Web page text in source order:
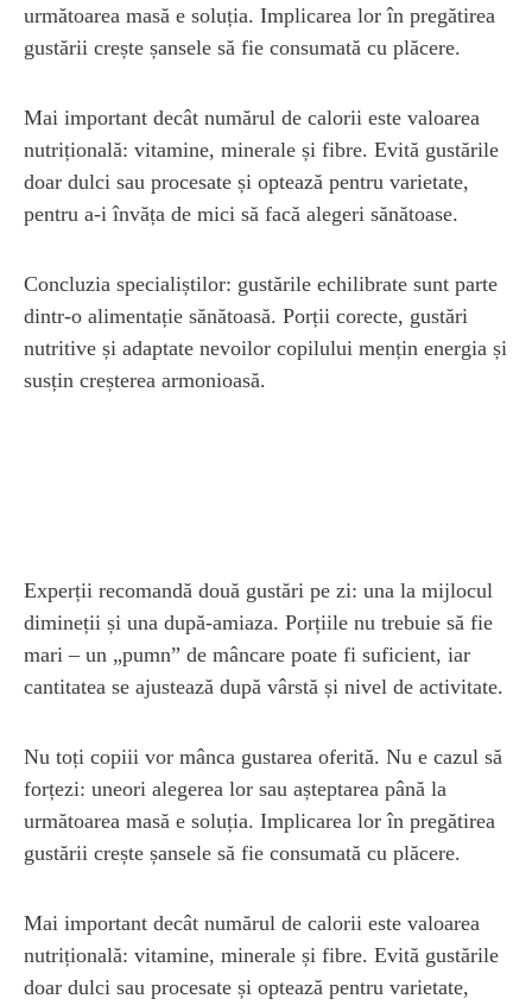
următoarea masă e soluția. Implicarea lor în pregătirea
gustării crește șansele să fie consumată cu plăcere.
Mai important decât numărul de calorii este valoarea
nutrițională: vitamine, minerale și fibre. Evită gustările
doar dulci sau procesate și optează pentru varietate,
pentru a-i învăța de mici să facă alegeri sănătoase.
Concluzia specialiștilor: gustările echilibrate sunt parte
dintr-o alimentație sănătoasă. Porții corecte, gustări
nutritive și adaptate nevoilor copilului mențin energia și
susțin creșterea armonioasă.
Experții recomandă două gustări pe zi: una la mijlocul
dimineții și una după-amiaza. Porțiile nu trebuie să fie
mari – un „pumn” de mâncare poate fi suficient, iar
cantitatea se ajustează după vârstă și nivel de activitate.
Nu toți copiii vor mânca gustarea oferită. Nu e cazul să
forțezi: uneori alegerea lor sau așteptarea până la
următoarea masă e soluția. Implicarea lor în pregătirea
gustării crește șansele să fie consumată cu plăcere.
Mai important decât numărul de calorii este valoarea
nutrițională: vitamine, minerale și fibre. Evită gustările
doar dulci sau procesate și optează pentru varietate,